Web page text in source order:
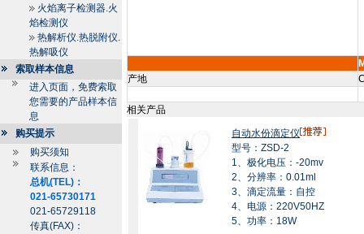
火焰离子检测器.火
焰检测仪
热解析仪.热脱附仪.
热解吸仪
索取样本信息
进入页面，免费索取
您需要的产品样本信
息
购买提示
购买须知
联系信息：
总机(TEL)：
021-65730171
021-65729118
传真(FAX)：
产地
相关产品
自动水份滴定仪
型号：ZSD-2
1、极化电压：-20mv
2、分辨率：0.01ml
3、滴定流量：自控
4、电源：220V50HZ
5、功率：18W